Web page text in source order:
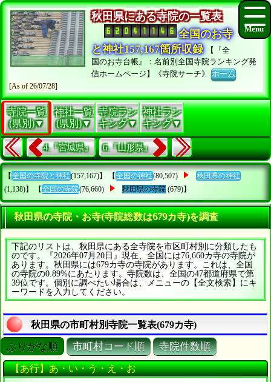
秋田県にある寺院の一覧表
全国のお寺
と神社157,167箇所収録
【『全
国のお寺台帳』：名前別全国寺院ランキング発
信ホームページ】《寺院サーチ》ホーム
[As of 26/07/28]
寺院一覧
(県別)▼
神社一覧
(県別)▼
寺院ラン
キング▼
神社ラン
キング▼
4.『宮城県』 6.『山形県』
【 全国の寺院と神社(157,167)】 【 全国の神社(80,507)
秋田県の神社
(1,138)】 【 全国の寺院(76,660) 秋田県の寺院 (679)】
秋田県の寺院・お寺(寺院総数は679カ寺)を調査
下記のリストは、秋田県にある全寺院を市区町村別に分類したも
のです。『2026年07月20日』現在、全国には76,660カ寺の寺院が
あります。秋田県には679カ寺の寺院があります。これは、全国
の寺院の0.89%にあたります。寺院数は、全国の47都道府県で第
39位です。個別に調べたい場合は、メニューの【全文検索】にキ
ーワードを入力してください。
秋田県の市町村別寺院一覧表(679カ寺)
ぶりがな順 市町村コード順 寺院件数順
【あ行】あ・い・う・え・お